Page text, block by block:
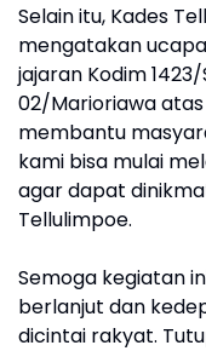
Selain itu, Kades
mengatakan
jajaran Kodim
02/Marioriawa
membantu
kami bisa mulai
agar dapat
Tellulimpoe.
Semoga kegiatan
berlanjut dan
dicintai rakyat.